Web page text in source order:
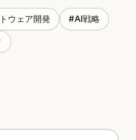
ウェア開発 #AI戦略